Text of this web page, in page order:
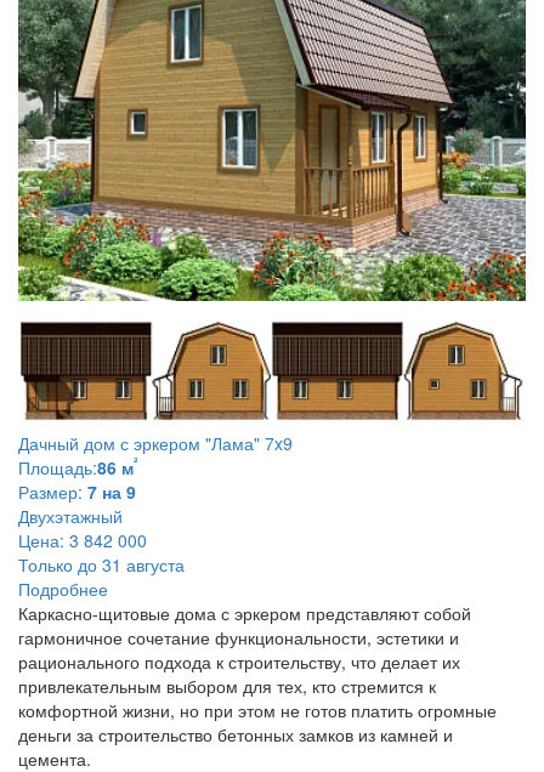
Дачный дом с эркером "Лама" 7x9
Площадь:86 м²
Размер: 7 на 9
Двухэтажный
Цена: 3 842 000
Только до 31 августа
Подробнее
Каркасно-щитовые дома с эркером представляют собой
гармоничное сочетание функциональности, эстетики и
рационального подхода к строительству, что делает их
привлекательным выбором для тех, кто стремится к
комфортной жизни, но при этом не готов платить огромные
деньги за строительство бетонных замков из камней и
цемента.